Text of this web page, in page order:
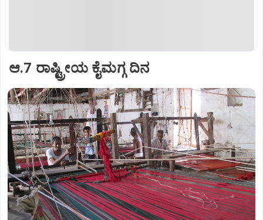
ಆ.7 ರಾಷ್ಟ್ರೀಯ ಕೈಮಗ್ಗ ದಿನ